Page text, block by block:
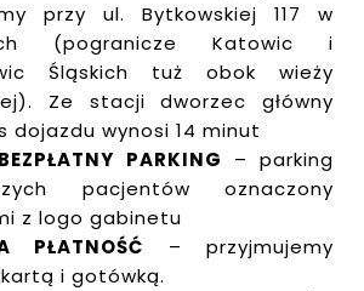
przy ul. Bytkowskiej 117 w
(pogranicze Katowic i
Śląskich tuż obok wieży
Ze stacji dworzec główny
dojazdu wynosi 14 minut
PARKING – parking
pacjentów oznaczony
z logo gabinetu
PŁATNOŚĆ – przyjmujemy
i gotówką.